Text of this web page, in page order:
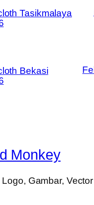
Tasikmalaya
Bekasi
Monkey
Gambar, Vector